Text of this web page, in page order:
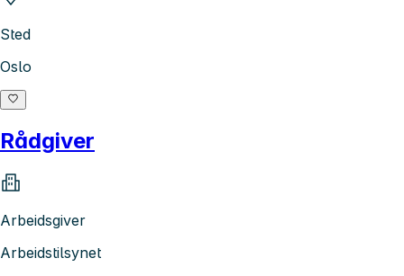
Sted
Oslo
Rådgiver
Arbeidsgiver
Arbeidstilsynet